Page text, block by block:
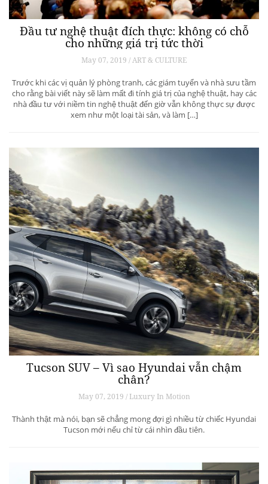
Đầu tư nghệ thuật đích thực: không có chỗ
cho những giá trị tức thời
May 07, 2019 / ART & CULTURE
Trước khi các vị quản lý phòng tranh, các giám tuyển và nhà sưu tầm
cho rằng bài viết này sẽ làm mất đi tính giá trị của nghệ thuật, hay các
nhà đầu tư với niềm tin nghệ thuật đến giờ vẫn không thực sự được
xem như một loại tài sản, và làm […]
Tucson SUV – Vì sao Hyundai vẫn chậm
chân?
May 07, 2019 / Luxury In Motion
Thành thật mà nói, bạn sẽ chẳng mong đợi gì nhiều từ chiếc Hyundai
Tucson mới nếu chỉ từ cái nhìn đầu tiên.